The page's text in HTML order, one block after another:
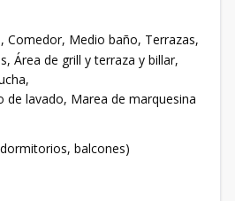
Comedor, Medio baño, Terrazas,
Área de grill y terraza y billar,
de lavado, Marea de marquesina
balcones)